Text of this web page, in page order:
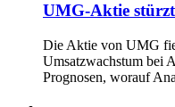
UMG-Aktie
Die Aktie von UMG
Umsatzwachstum bei
Prognosen, worauf